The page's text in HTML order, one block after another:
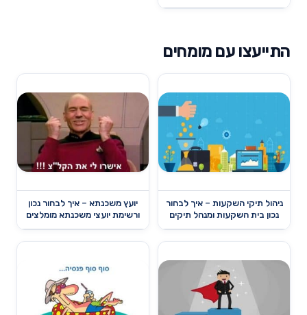
התייעצו עם מומחים
ניהול תיקי השקעות – איך לבחור
נכון בית השקעות ומנהל תיקים
יועץ משכנתא – איך לבחור נכון
ורשימת יועצי משכנתא מומלצים